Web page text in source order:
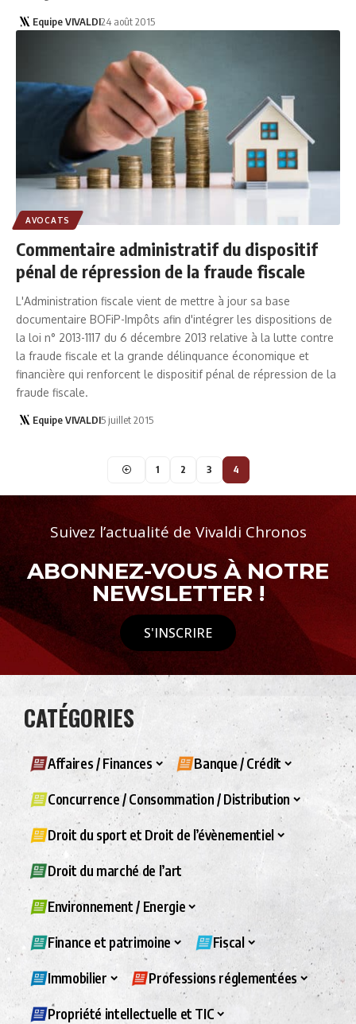
Equipe VIVALDI24 août 2015
AVOCATS
Commentaire administratif du dispositif
pénal de répression de la fraude fiscale
L'Administration fiscale vient de mettre à jour sa base
documentaire BOFiP-Impôts afin d'intégrer les dispositions de
la loi n° 2013-1117 du 6 décembre 2013 relative à la lutte contre
la fraude fiscale et la grande délinquance économique et
financière qui renforcent le dispositif pénal de répression de la
fraude fiscale.
Equipe VIVALDI5 juillet 2015
1 2 3 4
Suivez l’actualité de Vivaldi Chronos
ABONNEZ-VOUS À NOTRE
NEWSLETTER !
S'INSCRIRE
CATÉGORIES
Affaires / Finances Banque / Crédit
Concurrence / Consommation / Distribution
Droit du sport et Droit de l’évènementiel
Droit du marché de l’art
Environnement / Energie
Finance et patrimoine Fiscal
Immobilier Professions réglementées
Propriété intellectuelle et TIC